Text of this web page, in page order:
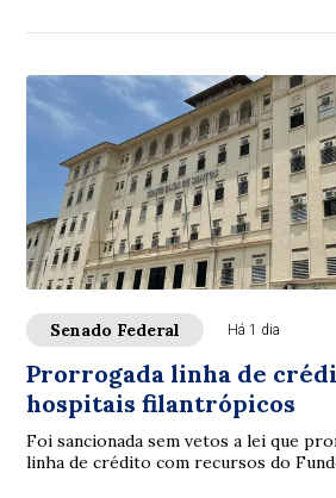
Senado Federal Há 1 dia
Prorrogada linha de
hospitais filantrópicos
Foi sancionada sem vetos a lei que
linha de crédito com recursos do